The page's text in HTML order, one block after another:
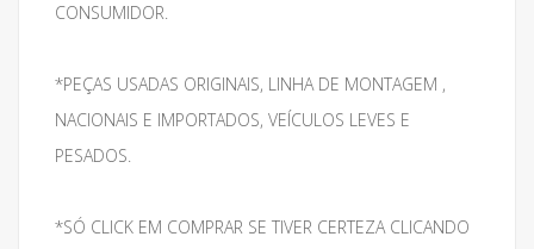
CONSUMIDOR.
*PEÇAS USADAS ORIGINAIS, LINHA DE MONTAGEM ,
NACIONAIS E IMPORTADOS, VEÍCULOS LEVES E
PESADOS.
*SÓ CLICK EM COMPRAR SE TIVER CERTEZA CLICANDO